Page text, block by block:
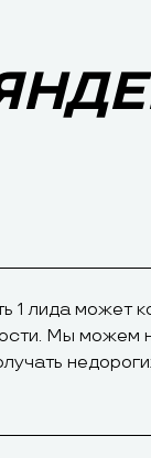
1 лида может
Мы можем